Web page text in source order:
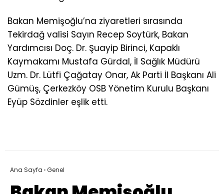
Bakan Memişoğlu’na ziyaretleri sırasında
Tekirdağ valisi Sayın Recep Soytürk, Bakan
Yardımcısı Doç. Dr. Şuayip Birinci, Kapaklı
Kaymakamı Mustafa Gürdal, İl Sağlık Müdürü
Uzm. Dr. Lütfi Çağatay Onar, Ak Parti İl Başkanı Ali
Gümüş, Çerkezköy OSB Yönetim Kurulu Başkanı
Eyüp Sözdinler eşlik etti.
Ana Sayfa ›Genel